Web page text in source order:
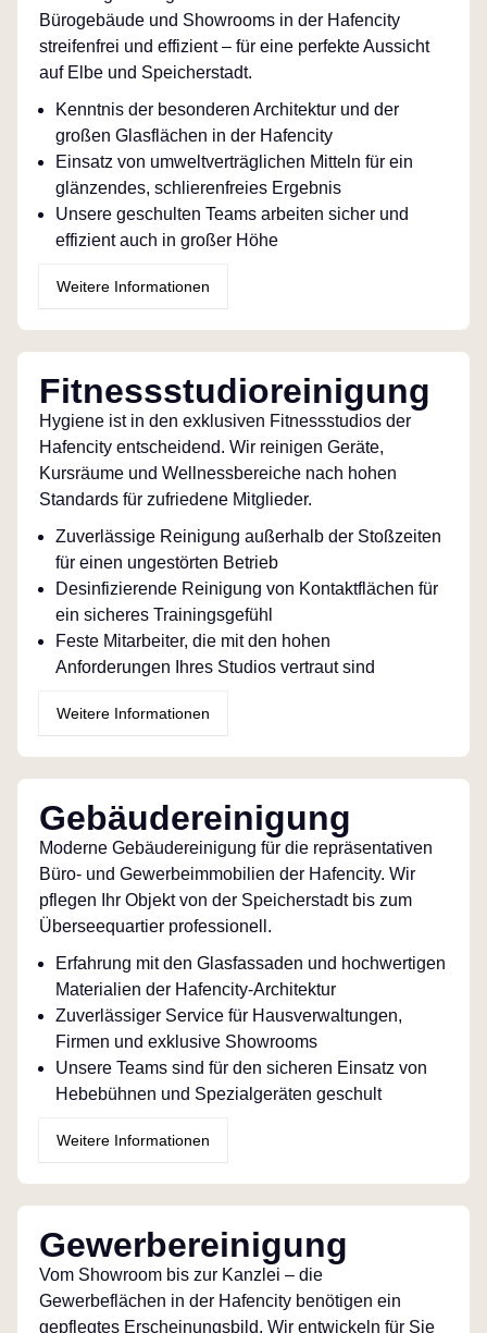
Bürogebäude und Showrooms in der Hafencity
streifenfrei und effizient – für eine perfekte Aussicht
auf Elbe und Speicherstadt.
Kenntnis der besonderen Architektur und der
großen Glasflächen in der Hafencity
Einsatz von umweltverträglichen Mitteln für ein
glänzendes, schlierenfreies Ergebnis
Unsere geschulten Teams arbeiten sicher und
effizient auch in großer Höhe
Weitere Informationen
Fitnessstudioreinigung
Hygiene ist in den exklusiven Fitnessstudios der
Hafencity entscheidend. Wir reinigen Geräte,
Kursräume und Wellnessbereiche nach hohen
Standards für zufriedene Mitglieder.
Zuverlässige Reinigung außerhalb der Stoßzeiten
für einen ungestörten Betrieb
Desinfizierende Reinigung von Kontaktflächen für
ein sicheres Trainingsgefühl
Feste Mitarbeiter, die mit den hohen
Anforderungen Ihres Studios vertraut sind
Weitere Informationen
Gebäudereinigung
Moderne Gebäudereinigung für die repräsentativen
Büro- und Gewerbeimmobilien der Hafencity. Wir
pflegen Ihr Objekt von der Speicherstadt bis zum
Überseequartier professionell.
Erfahrung mit den Glasfassaden und hochwertigen
Materialien der Hafencity-Architektur
Zuverlässiger Service für Hausverwaltungen,
Firmen und exklusive Showrooms
Unsere Teams sind für den sicheren Einsatz von
Hebebühnen und Spezialgeräten geschult
Weitere Informationen
Gewerbereinigung
Vom Showroom bis zur Kanzlei – die
Gewerbeflächen in der Hafencity benötigen ein
gepflegtes Erscheinungsbild. Wir entwickeln für Sie